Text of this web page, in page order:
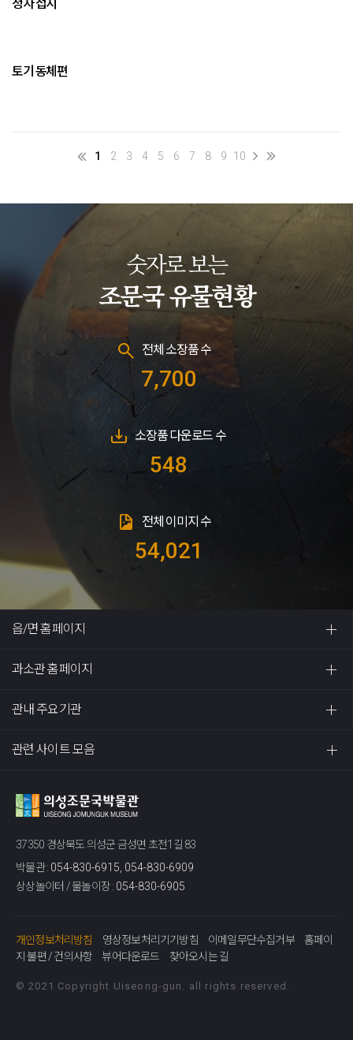
청자 접시
토기 동체편
1 2 3 4 5 6 7 8 9 10
숫자로 보는
조문국 유물현황
전체 소장품 수
7,700
소장품 다운로드 수
548
전체 이미지 수
54,021
읍/면 홈페이지
과소관 홈페이지
관내 주요기관
관련 사이트 모음
37350 경상북도 의성군 금성면 초전1길 83
박물관 : 054-830-6915, 054-830-6909
상상놀이터 / 물놀이장 : 054-830-6905
개인정보처리방침 영상정보처리기기방침 이메일무단수집거부
홈페이
지 불편 / 건의사항
뷰어다운로드 찾아오시는 길
© 2021 Copyright Uiseong-gun. all rights reserved.